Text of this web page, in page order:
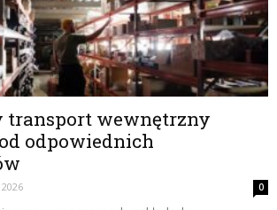
transport wewnętrzny
odpowiednich
0